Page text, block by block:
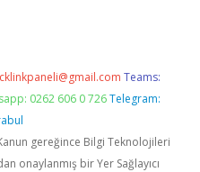
Teams:
0262 606 0 726 Telegram:
gereğince Bilgi Teknolojileri
onaylanmış bir Yer Sağlayıcı